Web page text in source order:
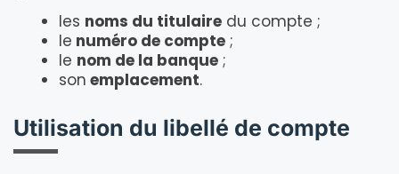
les noms du titulaire du compte ;
le numéro de compte ;
le nom de la banque ;
son emplacement.
Utilisation du libellé de compte